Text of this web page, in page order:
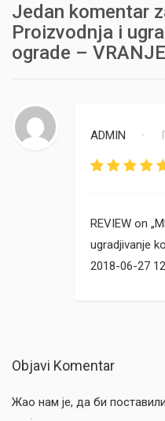
Jedan komentar
Proizvodnja i
ograde –
ADMIN •
REVIEW on
ugradjivanje
2018-06-27
Objavi Komentar
Жао нам је, да би